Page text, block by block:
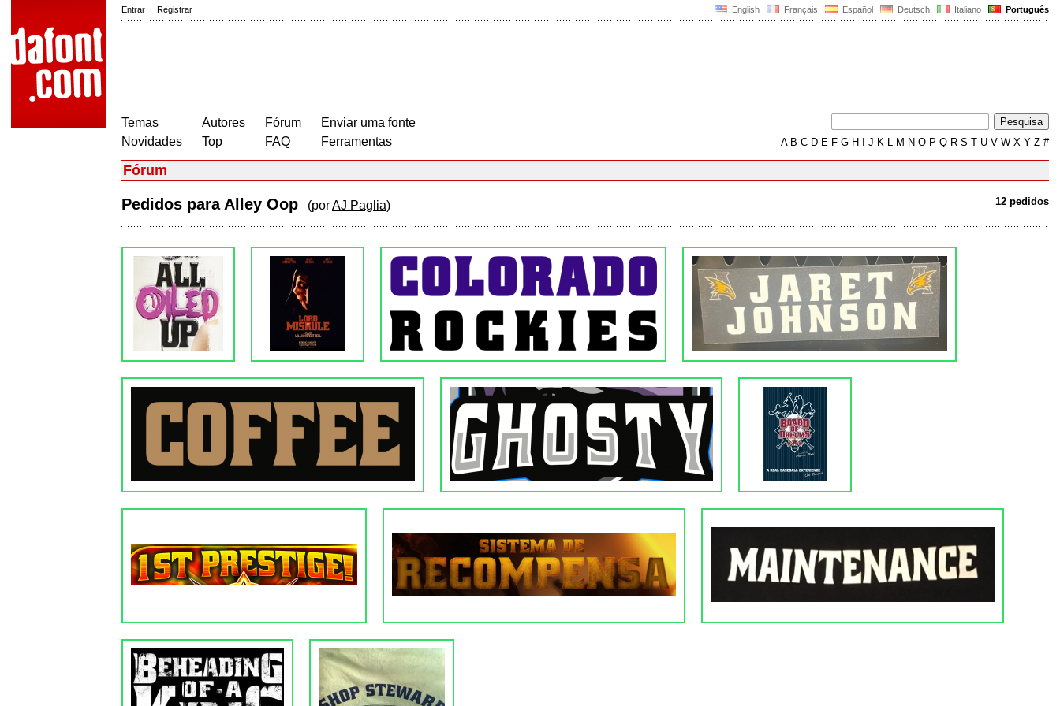
English Français Español Deutsch Italiano Português
Entrar | Registrar
Temas
Novidades
Autores
Top
Fórum
FAQ
Enviar uma fonte
Ferramentas
AB C D E F G H J K L M N O P Q R S T U V W X Y Z #
Fórum
12 pedidos
Pedidos para Alley Oop (porAJ Paglia)